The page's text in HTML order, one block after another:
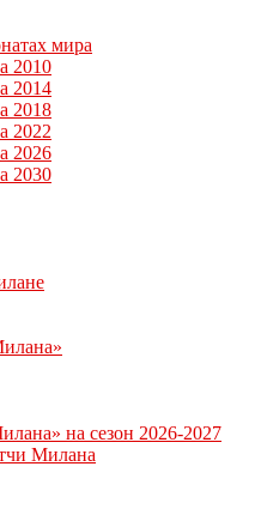
мира
2010
2014
2018
2022
2026
2030
на сезон 2026-2027
Милана